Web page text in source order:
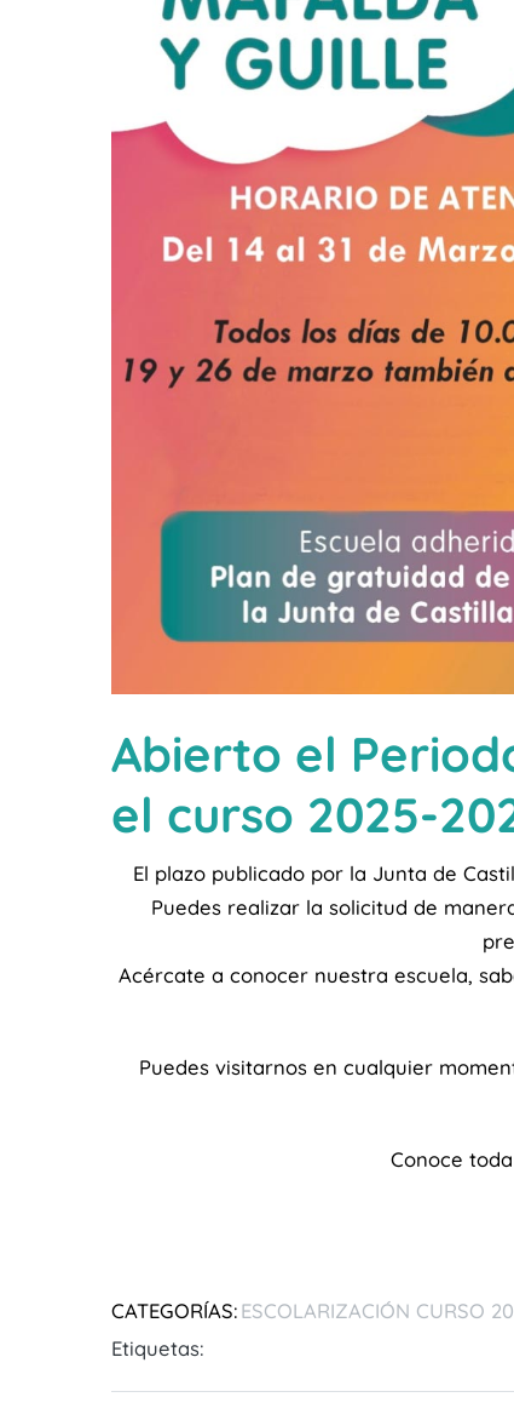
Abierto el
el curso 2025-
El plazo publicado por la Junta de
Puedes realizar la solicitud de
Acércate a conocer nuestra escuela,
Puedes visitarnos en cualquier
Conoce
CATEGORÍAS:ESCOLARIZACIÓN CURSO
Etiquetas: